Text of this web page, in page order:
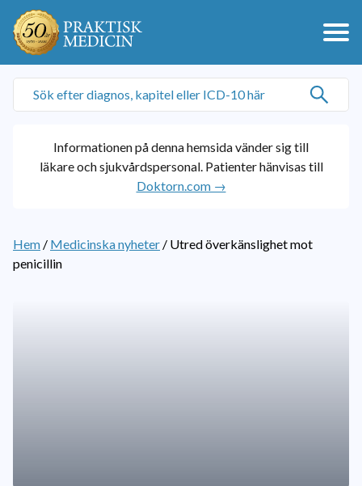
Informationen på denna hemsida vänder sig till
läkare och sjukvårdspersonal. Patienter hänvisas till
Doktorn.com →
Hem / Medicinska nyheter / Utred överkänslighet mot
penicillin